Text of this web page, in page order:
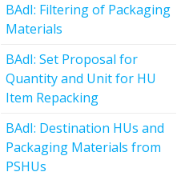
BAdI: Filtering of Packaging
Materials
BAdI: Set Proposal for
Quantity and Unit for HU
Item Repacking
BAdI: Destination HUs and
Packaging Materials from
PSHUs